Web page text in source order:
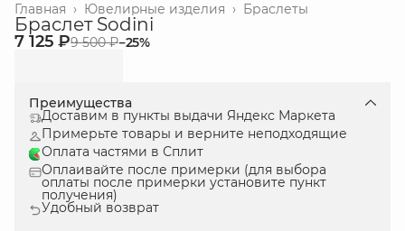
Браслеты
Ювелиpные изделия ›
Главная ›
Браслет Sodini
7 125 ₽9 500 ₽−25%
Преимущества
Доставим в пункты выдачи Яндекс Маркета
Примерьте товары и верните неподходящие
Оплата частями в Сплит
Оплаивайте после примерки (для выбора
оплаты после примерки установите пункт
получения)
Удобный возврат